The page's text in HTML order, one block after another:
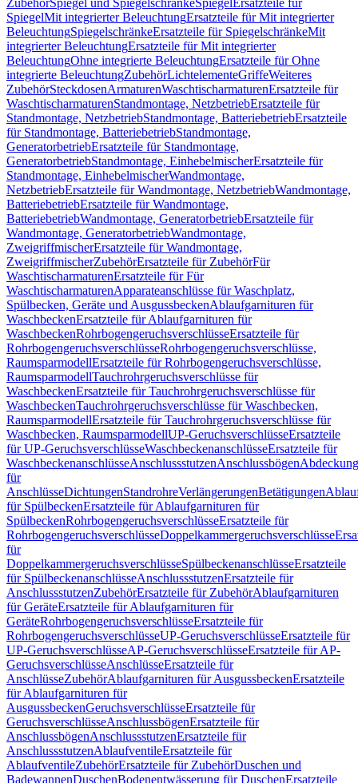
ZubehörSpiegel und SpiegelschränkeSpiegel Ersatzteile für
SpiegelMit integrierter BeleuchtungErsatzteile für Mit integrierter
BeleuchtungSpiegelschränkeErsatzteile für SpiegelschränkeMit
integrierter BeleuchtungErsatzteile für Mit integrierter
BeleuchtungOhne integrierte BeleuchtungErsatzteile für Ohne
integrierte BeleuchtungZubehörLichtelementeGriffeWeiteres
ZubehörSteckdosenArmaturenWaschtischarmaturenErsatzteile für
WaschtischarmaturenStandmontage, NetzbetriebErsatzteile für
Standmontage, NetzbetriebStandmontage, BatteriebetriebErsatzteile
für Standmontage, BatteriebetriebStandmontage,
GeneratorbetriebErsatzteile für Standmontage,
GeneratorbetriebStandmontage, EinhebelmischerErsatzteile für
Standmontage, EinhebelmischerWandmontage,
NetzbetriebErsatzteile für Wandmontage, NetzbetriebWandmontage,
BatteriebetriebErsatzteile für Wandmontage,
BatteriebetriebWandmontage, GeneratorbetriebErsatzteile für
Wandmontage, GeneratorbetriebWandmontage,
ZweigriffmischerErsatzteile für Wandmontage,
ZweigriffmischerZubehörErsatzteile für ZubehörFür
WaschtischarmaturenErsatzteile für Für
WaschtischarmaturenApparateanschlüsse für Waschplatz,
Spülbecken, Geräte und AusgussbeckenAblaufgarnituren für
WaschbeckenErsatzteile für Ablaufgarnituren für
WaschbeckenRohrbogengeruchsverschlüsseErsatzteile für
RohrbogengeruchsverschlüsseRohrbogengeruchsverschlüsse,
RaumsparmodellErsatzteile für Rohrbogengeruchsverschlüsse,
RaumsparmodellTauchrohrgeruchsverschlüsse für
WaschbeckenErsatzteile für Tauchrohrgeruchsverschlüsse für
WaschbeckenTauchrohrgeruchsverschlüsse für Waschbecken,
RaumsparmodellErsatzteile für Tauchrohrgeruchsverschlüsse für
Waschbecken, RaumsparmodellUP-GeruchsverschlüsseErsatzteile
für UP-GeruchsverschlüsseWaschbeckenanschlüsseErsatzteile für
WaschbeckenanschlüsseAnschlussstutzenAnschlussbögen
für
AnschlüsseDichtungenStandrohreVerlängerungenBetätigungen
für SpülbeckenErsatzteile für Ablaufgarnituren für
SpülbeckenRohrbogengeruchsverschlüsseErsatzteile für
RohrbogengeruchsverschlüsseDoppelkammergeruchsverschlüsse
für
DoppelkammergeruchsverschlüsseSpülbeckenanschlüsseErsatzteile
für SpülbeckenanschlüsseAnschlussstutzenErsatzteile für
AnschlussstutzenZubehörErsatzteile für ZubehörAblaufgarnituren
für GeräteErsatzteile für Ablaufgarnituren für
GeräteRohrbogengeruchsverschlüsseErsatzteile für
RohrbogengeruchsverschlüsseUP-GeruchsverschlüsseErsatzteile für
UP-GeruchsverschlüsseAP-GeruchsverschlüsseErsatzteile für AP-
GeruchsverschlüsseAnschlüsseErsatzteile für
AnschlüsseZubehörAblaufgarnituren für AusgussbeckenErsatzteile
für Ablaufgarnituren für
AusgussbeckenGeruchsverschlüsseErsatzteile für
GeruchsverschlüsseAnschlussbögenErsatzteile für
AnschlussbögenAnschlussstutzenErsatzteile für
AnschlussstutzenAblaufventileErsatzteile für
AblaufventileZubehörErsatzteile für ZubehörDuschen und
BadewannenDuschenBodenentwässerung für DuschenErsatzteile